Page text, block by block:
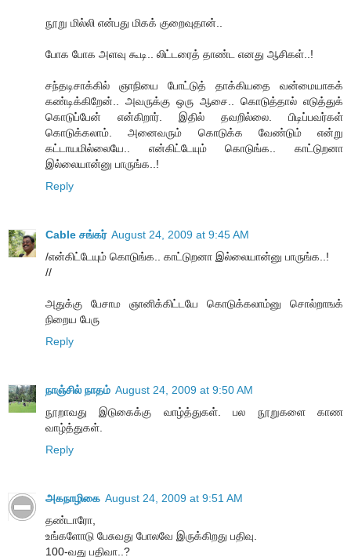
நூறு மில்லி என்பது மிகக் குறைவுதான்..
போக போக அளவு கூடி.. லிட்டரைத் தாண்ட எனது ஆசிகள்..!
சந்தடிசாக்கில் ஞாநியை போட்டுத் தாக்கியதை வன்மையாகக்
கண்டிக்கிறேன்.. அவருக்கு ஒரு ஆசை.. கொடுத்தால் எடுத்துக்
கொடுப்பேன் என்கிறார். இதில் தவறில்லை. பிடிப்பவர்கள்
கொடுக்கலாம். அனைவரும் கொடுக்க வேண்டும் என்று
கட்டாயமில்லையே.. என்கிட்டேயும் கொடுங்க.. காட்டுறனா
இல்லையான்னு பாருங்க..!
Reply
Cable சங்கர் August 24, 2009 at 9:45 AM
/என்கிட்டேயும் கொடுங்க.. காட்டுறனா இல்லையான்னு பாருங்க..!
//
அதுக்கு பேசாம ஞானிக்கிட்டயே கொடுக்கலாம்னு சொல்றாஙக்
நிறைய பேரு
Reply
நாஞ்சில் நாதம் August 24, 2009 at 9:50 AM
நூறாவது இடுகைக்கு வாழ்த்துகள். பல நூறுகளை காண
வாழ்த்துகள்.
Reply
அகநாழிகை August 24, 2009 at 9:51 AM
தண்டாரோ,
உங்களோடு பேசுவது போலவே இருக்கிறது பதிவு.
100-வது பதிவா..?